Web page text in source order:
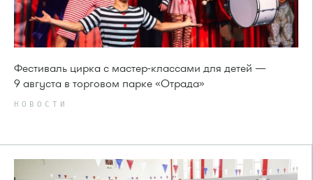
Фестиваль цирка с мастер-классами для детей —
9 августа в торговом парке «Отрада»
НОВОСТИ